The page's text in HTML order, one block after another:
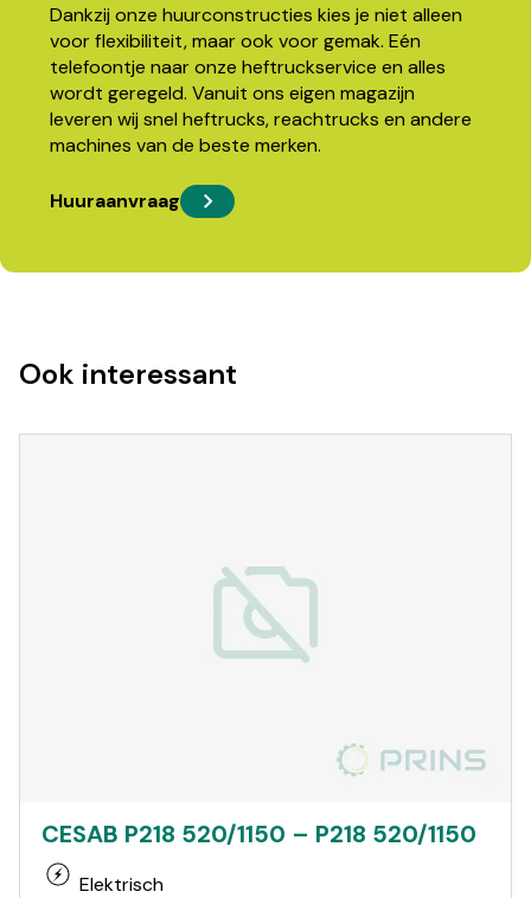
Dankzij onze huurconstructies kies je niet alleen
voor flexibiliteit, maar ook voor gemak. Eén
telefoontje naar onze heftruckservice en alles
wordt geregeld. Vanuit ons eigen magazijn
leveren wij snel heftrucks, reachtrucks en andere
machines van de beste merken.
Huuraanvraag
Ook interessant
CESAB P218 520/1150 – P218 520/1150
Elektrisch